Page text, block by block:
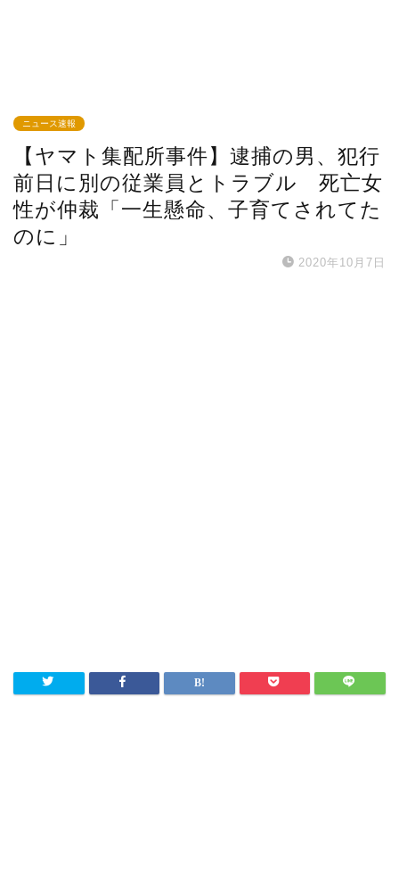
ニュース速報
【ヤマト集配所事件】逮捕の男、犯行
前日に別の従業員とトラブル 死亡女
性が仲裁「一生懸命、子育てされてた
のに」
2020年10月7日